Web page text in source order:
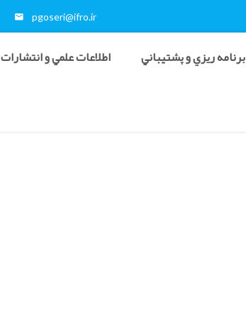
pgoseri@ifro.ir
برنامه ريزي و پشتيباني اطلاعات علمي و انتشارات